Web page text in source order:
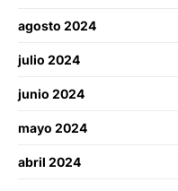
agosto 2024
julio 2024
junio 2024
mayo 2024
abril 2024